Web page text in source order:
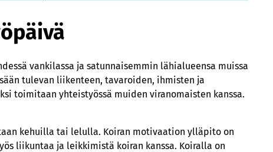
vankilassa ja satunnaisemmin lähialueensa muissa
tulevan liikenteen, tavaroiden, ihmisten ja
toimitaan yhteistyössä muiden viranomaisten kanssa.
kehuilla tai lelulla. Koiran motivaation ylläpito on
liikuntaa ja leikkimistä koiran kanssa. Koiralla on